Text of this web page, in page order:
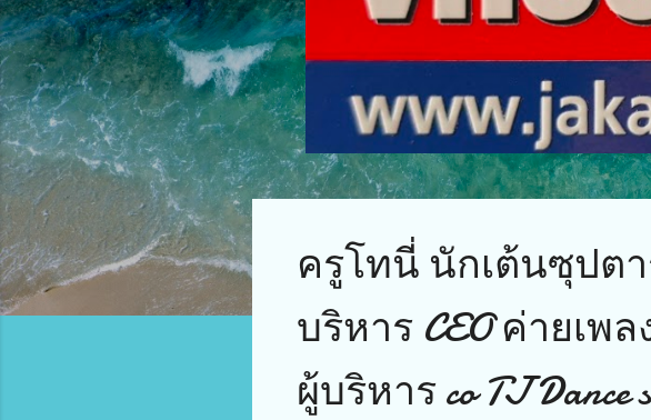
ครูโทนี่ นักเต้นซุปต
บริหาร CEO ค่ายเพล
ผู้บริหาร co TJ